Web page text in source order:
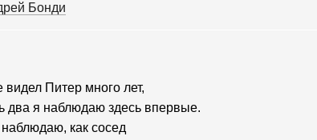
Бонди
Питер много лет,
два я наблюдаю здесь впервые.
как сосед